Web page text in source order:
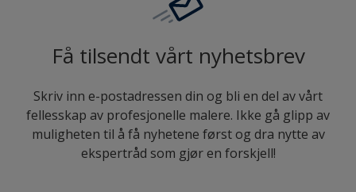
Få tilsendt vårt nyhetsbrev
Skriv inn e-postadressen din og bli en del av vårt
fellesskap av profesjonelle malere. Ikke gå glipp av
muligheten til å få nyhetene først og dra nytte av
ekspertråd som gjør en forskjell!